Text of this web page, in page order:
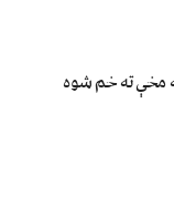
مخې ته خم شوه